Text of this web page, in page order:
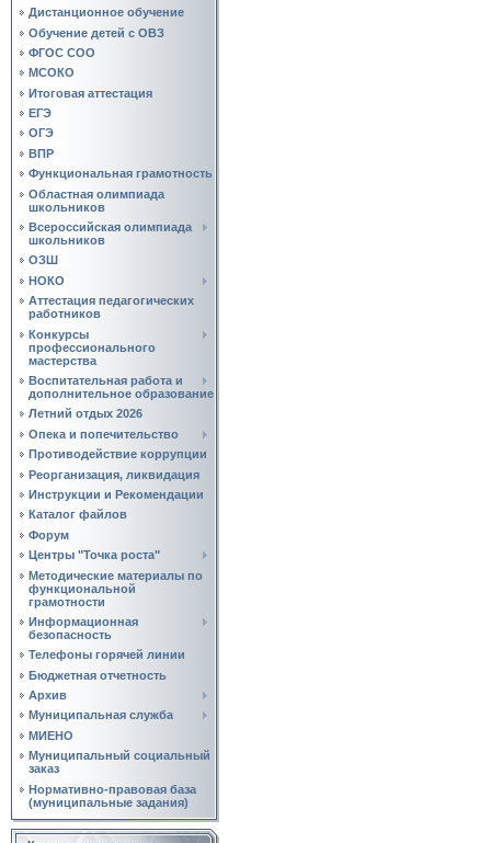
Дистанционное обучение
Обучение детей с ОВЗ
ФГОС СОО
МСОКО
Итоговая аттестация
ЕГЭ
ОГЭ
ВПР
Функциональная грамотность
Областная олимпиада
школьников
Всероссийская олимпиада
школьников
ОЗШ
НОКО
Аттестация педагогических
работников
Конкурсы
профессионального
мастерства
Воспитательная работа и
дополнительное образование
Летний отдых 2026
Опека и попечительство
Противодействие коррупции
Реорганизация, ликвидация
Инструкции и Рекомендации
Каталог файлов
Форум
Центры "Точка роста"
Методические материалы по
функциональной
грамотности
Информационная
безопасность
Телефоны горячей линии
Бюджетная отчетность
Архив
Муниципальная служба
МИЕНО
Муниципальный социальный
заказ
Нормативно‑правовая база
(муниципальные задания)